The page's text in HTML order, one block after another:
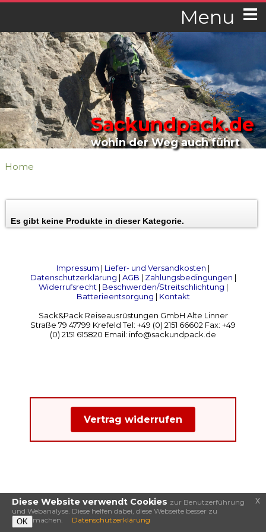
Menu
Sackundpack.de
wohin der Weg auch führt
Home
Es gibt keine Produkte in dieser Kategorie.
Impressum | Liefer- und Versandkosten |
Datenschutzerklärung | AGB | Zahlungsbedingungen |
Widerrufsrecht | Beschwerden/Streitschlichtung |
Batterieentsorgung | Kontakt
Sack&Pack Reiseausrüstungen GmbH Alte Linner
Straße 79 47799 Krefeld Tel: +49 (0) 2151 66602 Fax: +49
(0) 2151 615820 Email: info@sackundpack.de
Vertrag widerrufen
Diese Website verwendt Cookies zur Benutzerführung
und Webanalyse. Diese helfen dabei, diese Webseite besser zu
machen.
OK Datenschutzerklärung
x